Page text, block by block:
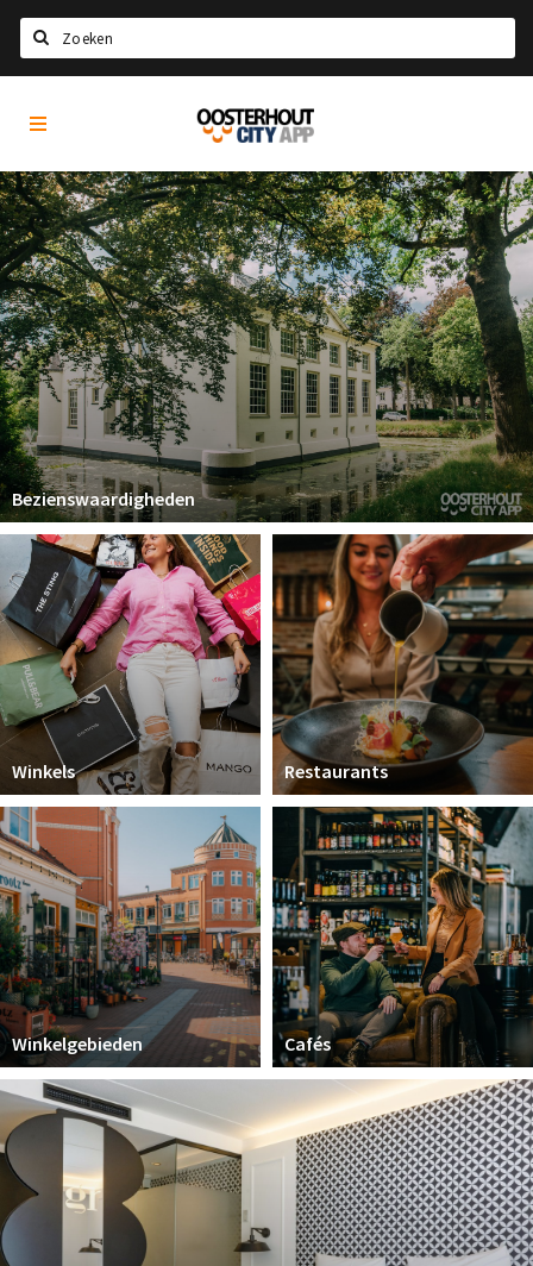
Home
Agenda
Nieuws
Eten
Drinken
Recreatief
Slapen
Winkels
Winkelgebieden
Parkeren
Koopzondagen
Bezienswaardigheden
Musea, theaters & podia
Uitjes & activiteiten
Natuurgebieden
Baroniepoorten
Inloggen
Oosterhout
City
Bezienswaardigheden
Winkels Restaurants
Winkelgebieden Cafés